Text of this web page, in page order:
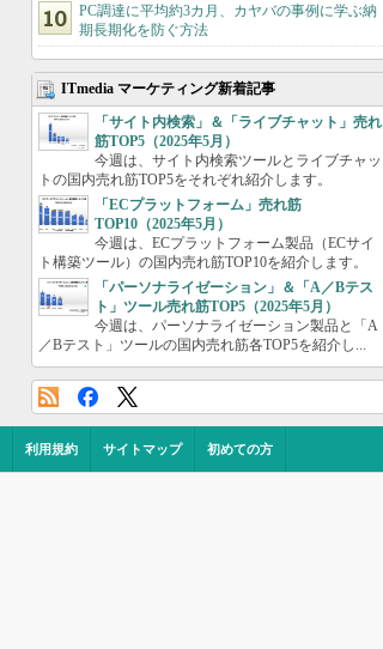
PC調達に平均約3カ月、カヤバの事例に学ぶ納
期長期化を防ぐ方法
ITmedia マーケティング新着記事
「サイト内検索」＆「ライブチャット」売れ
筋TOP5（2025年5月）
今週は、サイト内検索ツールとライブチャッ
トの国内売れ筋TOP5をそれぞれ紹介します。
「ECプラットフォーム」売れ筋
TOP10（2025年5月）
今週は、ECプラットフォーム製品（ECサイ
ト構築ツール）の国内売れ筋TOP10を紹介します。
「パーソナライゼーション」＆「A／Bテス
ト」ツール売れ筋TOP5（2025年5月）
今週は、パーソナライゼーション製品と「A
／Bテスト」ツールの国内売れ筋各TOP5を紹介し...
利用規約 サイトマップ 初めての方